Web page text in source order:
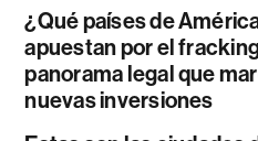
¿Qué países de
apuestan por el
panorama legal que
nuevas inversiones